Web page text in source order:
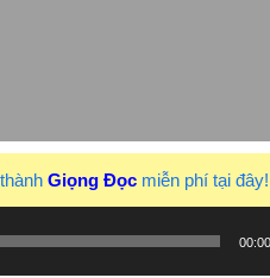
thành Giọng Đọc miễn phí tại đây!
00:00